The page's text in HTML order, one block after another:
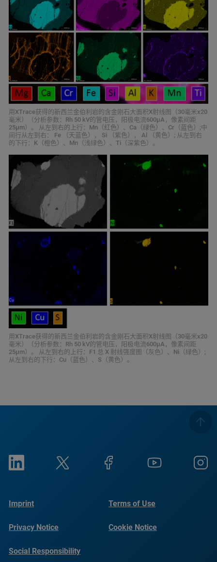
用XTrace获得的新西兰金伯利岩的含金刚石大面积X射线图（30毫米x20
毫米）（分析参数：Rh 50 kV的管电压，阳极电流600μA，像素间距
25μm）。 从左到右的上行：Mn（红色）、Ca（绿色）、Cr（蓝色）;中
间行从左到右： Fe （天蓝色）， Si （紫色）， Al （黄色）; 从左到右
的下行：K（橙色）、Mn（浅绿色）、Ti（深紫色）。
用XTrace获得的新西兰金伯利岩的含金刚石大面积X射线图（30毫米x20
毫米）（分析参数：Rh 50 kV的管电压，阳极电流600μA，像素间距
25μm）。 从左到右的上行：F1 总 X 射线强度图（灰色）、Ni（绿色）;
从左到右的下行：Cu（蓝色）、S（黄色）。
Imprint Terms of Use
Privacy Notice Cookie Notice
Social Responsibility